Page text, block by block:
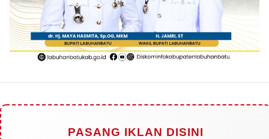
PASANG IKLAN DISINI